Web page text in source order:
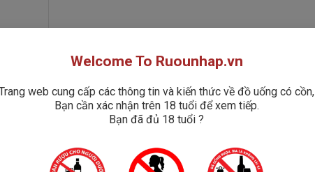
Welcome To Ruounhap.vn
web cung cấp các thông tin và kiến thức về đồ uống có cồn,
Bạn cần xác nhận trên 18 tuổi để xem tiếp.
Bạn đã đủ 18 tuổi ?